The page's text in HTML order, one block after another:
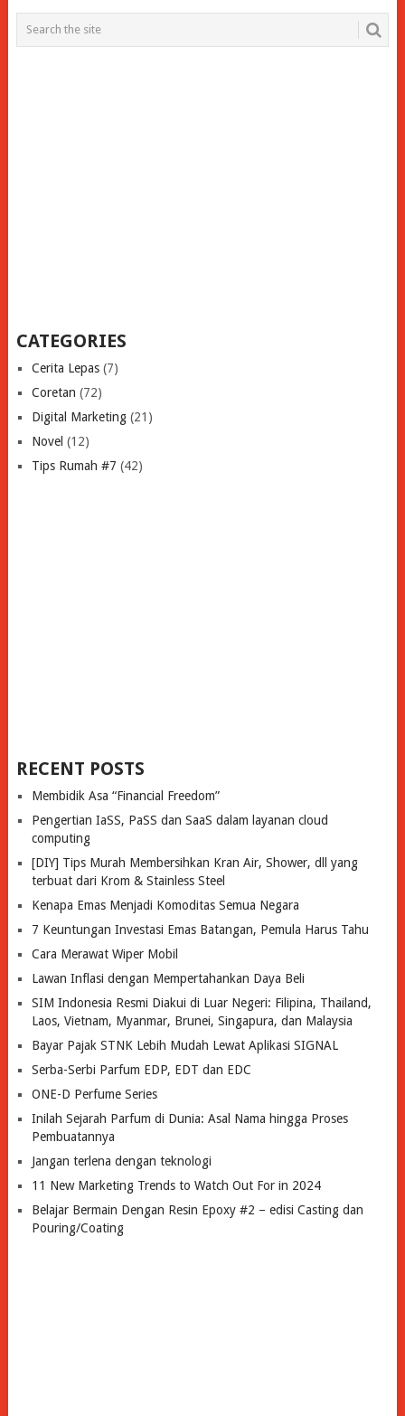
CATEGORIES
Cerita Lepas(7)
Coretan (72)
Digital Marketing(21)
Novel (12)
Tips Rumah #7 (42)
RECENT POSTS
Membidik Asa “Financial Freedom”
Pengertian IaSS, PaSS dan SaaS dalam layanan cloud
computing
[DIY] Tips Murah Membersihkan Kran Air, Shower, dll yang
terbuat dari Krom & Stainless Steel
Kenapa Emas Menjadi Komoditas Semua Negara
7 Keuntungan Investasi Emas Batangan, Pemula Harus Tahu
Cara Merawat Wiper Mobil
Lawan Inflasi dengan Mempertahankan Daya Beli
SIM Indonesia Resmi Diakui di Luar Negeri: Filipina, Thailand,
Laos, Vietnam, Myanmar, Brunei, Singapura, dan Malaysia
Bayar Pajak STNK Lebih Mudah Lewat Aplikasi SIGNAL
Serba-Serbi Parfum EDP, EDT dan EDC
ONE-D Perfume Series
Inilah Sejarah Parfum di Dunia: Asal Nama hingga Proses
Pembuatannya
Jangan terlena dengan teknologi
11 New Marketing Trends to Watch Out For in 2024
Belajar Bermain Dengan Resin Epoxy #2 – edisi Casting dan
Pouring/Coating